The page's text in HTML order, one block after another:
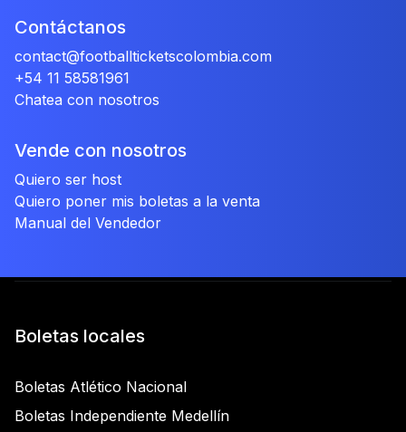
Contáctanos
contact@footballticketscolombia.com
+54 11 58581961
Chatea con nosotros
Vende con nosotros
Quiero ser host
Quiero poner mis boletas a la venta
Manual del Vendedor
Boletas locales
Boletas Atlético Nacional
Boletas Independiente Medellín